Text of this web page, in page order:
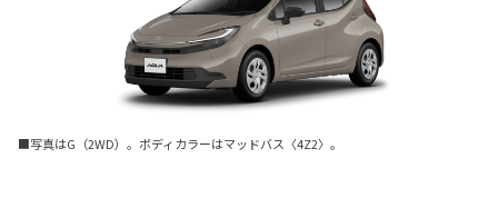
■写真はG（2WD）。ボディカラーはマッドバス〈4Z2〉。